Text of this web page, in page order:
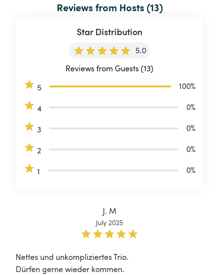
Reviews from Hosts (13)
Star Distribution
5.0
Reviews from Guests (13)
5
100%
4 0%
3 0%
2 0%
1 0%
J. M
July 2025
Nettes und unkompliziertes Trio.
Dürfen gerne wieder kommen.